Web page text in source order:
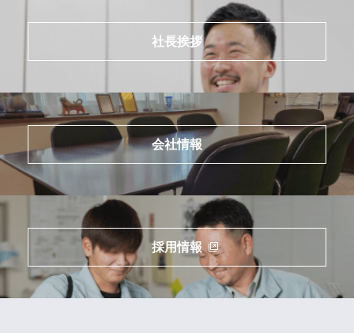
社長挨拶
会社情報
採用情報